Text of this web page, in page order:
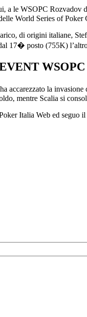
a le WSOPC Rozvadov
World Series of
di origini italiane,
17� posto (755K)
accarezzato la
mentre Scalia si
Italia Web ed seguo